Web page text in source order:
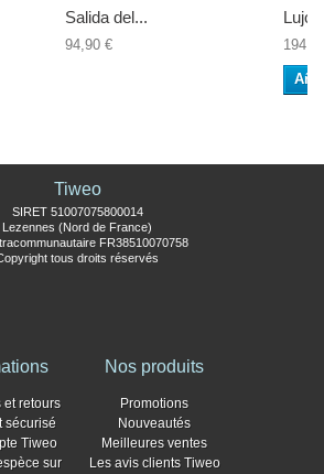
Salida del...
94,90 €
Lujo
Tiweo
SIRET 51007075800014
Lezennes (Nord de France)
FR38510070758
tous droits réservés
et retours
sécurisé
Tiweo
sur
Nos produits
Promotions
Nouveautés
Meilleures ventes
Les avis clients Tiweo